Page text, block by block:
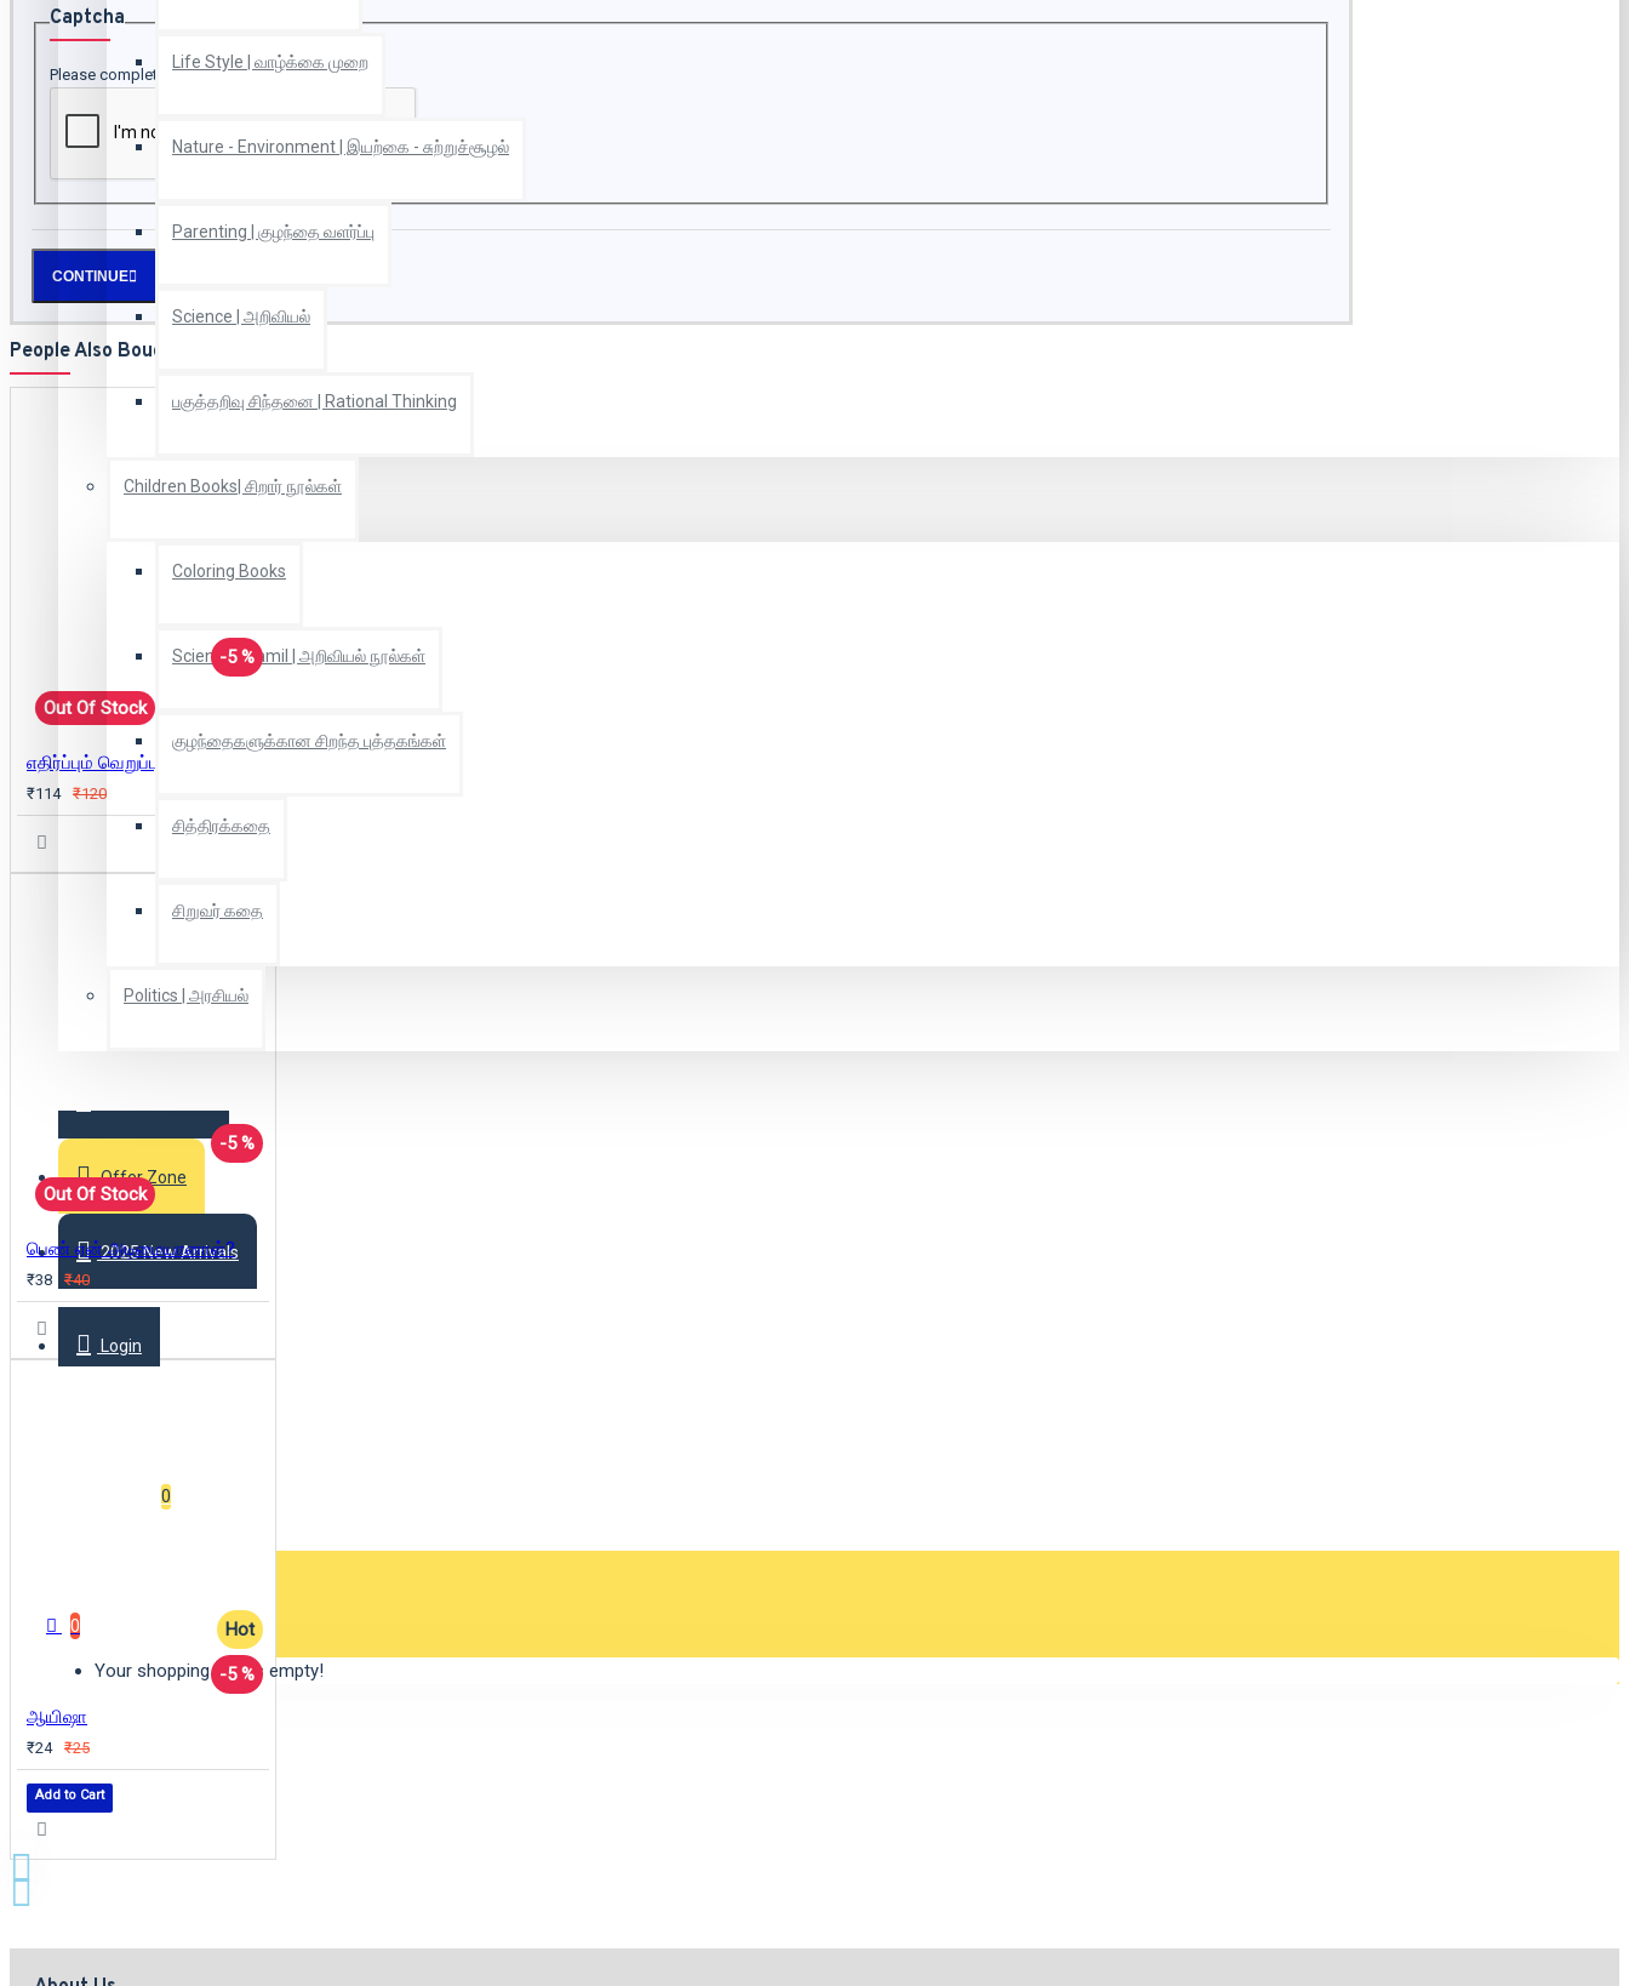
Life Style | வாழ்க்கை முறை
Nature - Environment | இயற்கை - சுற்றுச்சூழல்
Parenting | குழந்தை வளர்ப்பு
Science | அறிவியல்
பகுத்தறிவு சிந்தனை | Rational Thinking
Children Books| சிறார் நூல்கள்
Coloring Books
Scientific Tamil | அறிவியல் நூல்கள்
குழந்தைகளுக்கான சிறந்த புத்தகங்கள்
சித்திரக்கதை
சிறுவர் கதை
Politics | அரசியல்
Offer Zone
2025 New Arrivals
Login
0
0
Your shopping cart is empty!
Captcha
Please complete the captcha validation below
CONTINUE
People Also Bought
-5 %
Out Of Stock
₹114 ₹120
-5 %
Out Of Stock
பெண் ஏன் அடிமையானாள்?
₹38 ₹40
Hot
-5 %
ஆயிஷா
₹24 ₹25
Add to Cart